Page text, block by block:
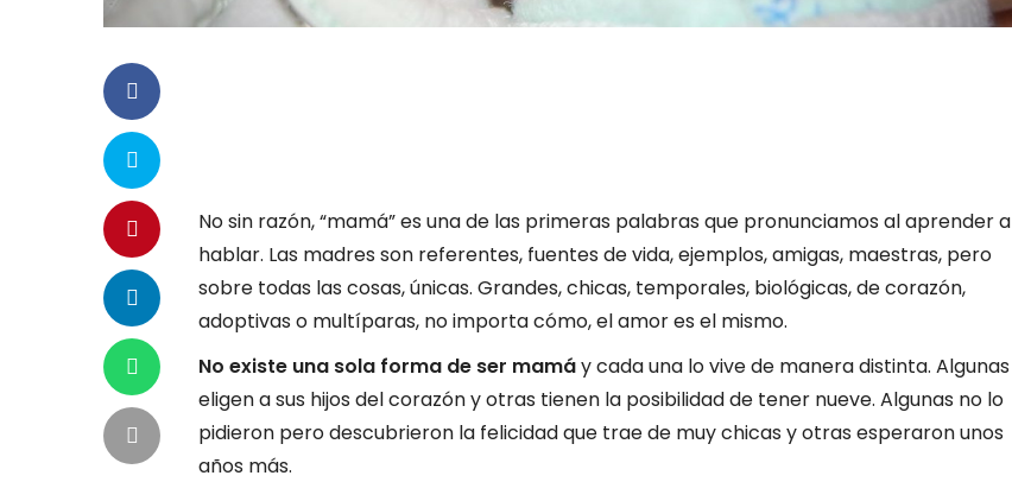
No sin razón, “mamá” es una de las primeras palabras que pronunciamos al aprender a
hablar. Las madres son referentes, fuentes de vida, ejemplos, amigas, maestras, pero
sobre todas las cosas, únicas. Grandes, chicas, temporales, biológicas, de corazón,
adoptivas o multíparas, no importa cómo, el amor es el mismo.
No existe una sola forma de ser mamáy cada una lo vive de manera distinta. Algunas
eligen a sus hijos del corazón y otras tienen la posibilidad de tener nueve. Algunas no lo
pidieron pero descubrieron la felicidad que trae de muy chicas y otras esperaron unos
años más.